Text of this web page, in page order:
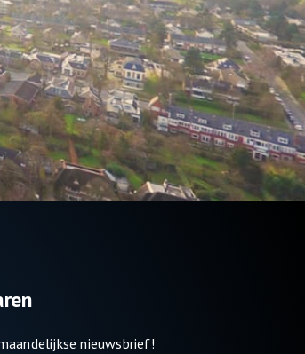
nieuwsbrief!